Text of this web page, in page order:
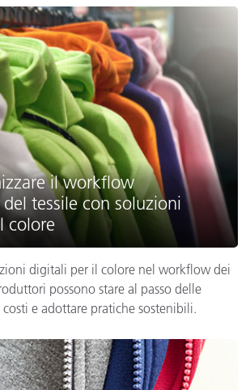
il workflow
tessile con soluzioni
colore
digitali per il colore nel workflow dei
possono stare al passo delle
e adottare pratiche sostenibili.